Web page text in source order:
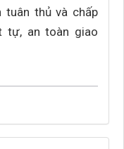
tuân thủ và chấp
tự, an toàn giao